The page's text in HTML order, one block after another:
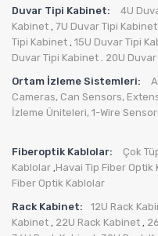
Duvar Tipi Kabinet:
4U
Kabinet , 7U Duvar Tipi Kabinet
Tipi Kabinet , 15U Duvar Tipi
Duvar Tipi Kabinet . 20U
Ortam İzleme Sistemleri:
Cameras, Can Sensors,
İzleme Üniteleri, 1-Wire
Fiberoptik Kablolar:
Çok
Kablolar ,Havai Tip Fiber Optik
Fiber Optik Kablolar
Rack Kabinet:
12U Rack
Kabinet , 22U Rack Kabinet ,